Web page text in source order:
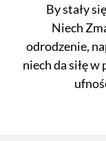
By stały
Niech
odrodzenie,
niech da siłę